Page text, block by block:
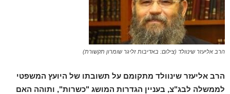
הרב אליעזר שינוולד (צילום: באדיבות זליגר שומרון תקשורת)
הרב אליעזר שינוולד מתקומם על תשובתו של היועץ המשפטי
לממשלה לבג"צ, בעניין הגדרות המושג "כשרות", ותוהה האם